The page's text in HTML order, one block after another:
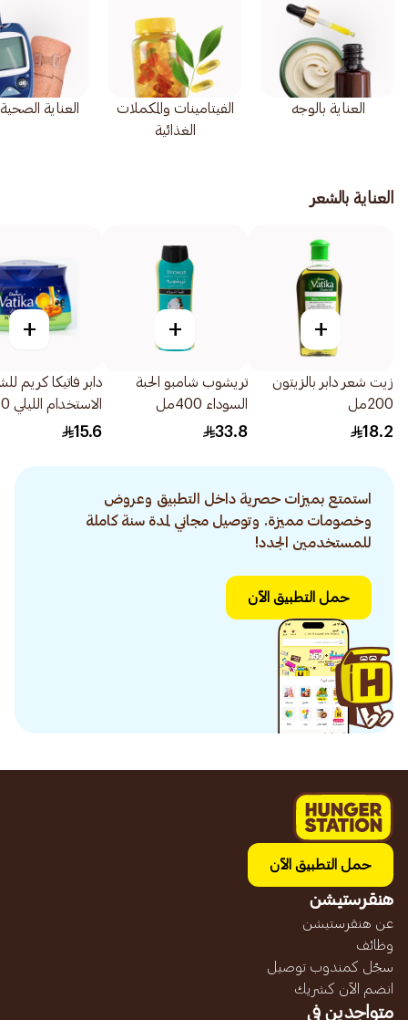
العناية بالوجه
الفيتامينات والمكملات
الغذائية
العناية الصحية
العناية بالشعر
+
زيت شعر دابر بالزيتون
200مل
18.2
+
تريشوب شامبو الحبة
السوداء 400مل
33.8
+
دابر فاتيكا كريم
الاستخدام الليلي 140مل
15.6
استمتع بميزات حصرية داخل التطبيق وعروض
وخصومات مميزة. وتوصيل مجاني لمدة سنة كاملة
للمستخدمين الجدد!
حمل التطبيق الآن
حمل التطبيق الآن
هنقرستيشن
عن هنقرستيشن
وظائف
سجّل كمندوب توصيل
انضم الآن كشريك
متواجدين في